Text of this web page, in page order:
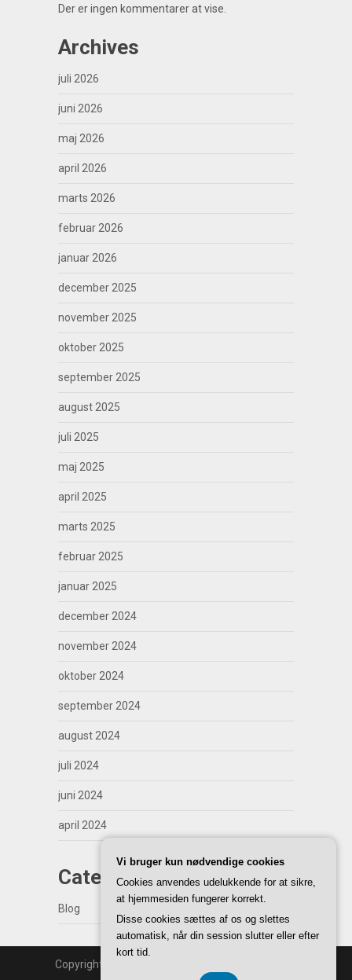
Der er ingen kommentarer at vise.
Archives
juli 2026
juni 2026
maj 2026
april 2026
marts 2026
februar 2026
januar 2026
december 2025
november 2025
oktober 2025
september 2025
august 2025
juli 2025
maj 2025
april 2025
marts 2025
februar 2025
januar 2025
december 2024
november 2024
oktober 2024
september 2024
august 2024
juli 2024
juni 2024
april 2024
Categories
Blog
Copyright | WordPress Theme by
Vi bruger kun nødvendige cookies
Cookies anvendes udelukkende for at sikre,
at hjemmesiden fungerer korrekt.
Disse cookies sættes af os og slettes
automatisk, når din session slutter eller efter
kort tid.